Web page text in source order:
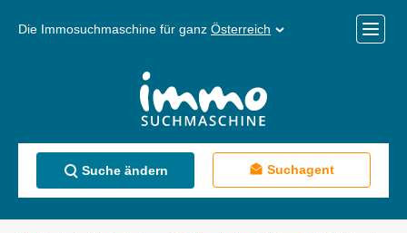
Die Immosuchmaschine für ganz Österreich
Menü
Suche ändern Suchagent